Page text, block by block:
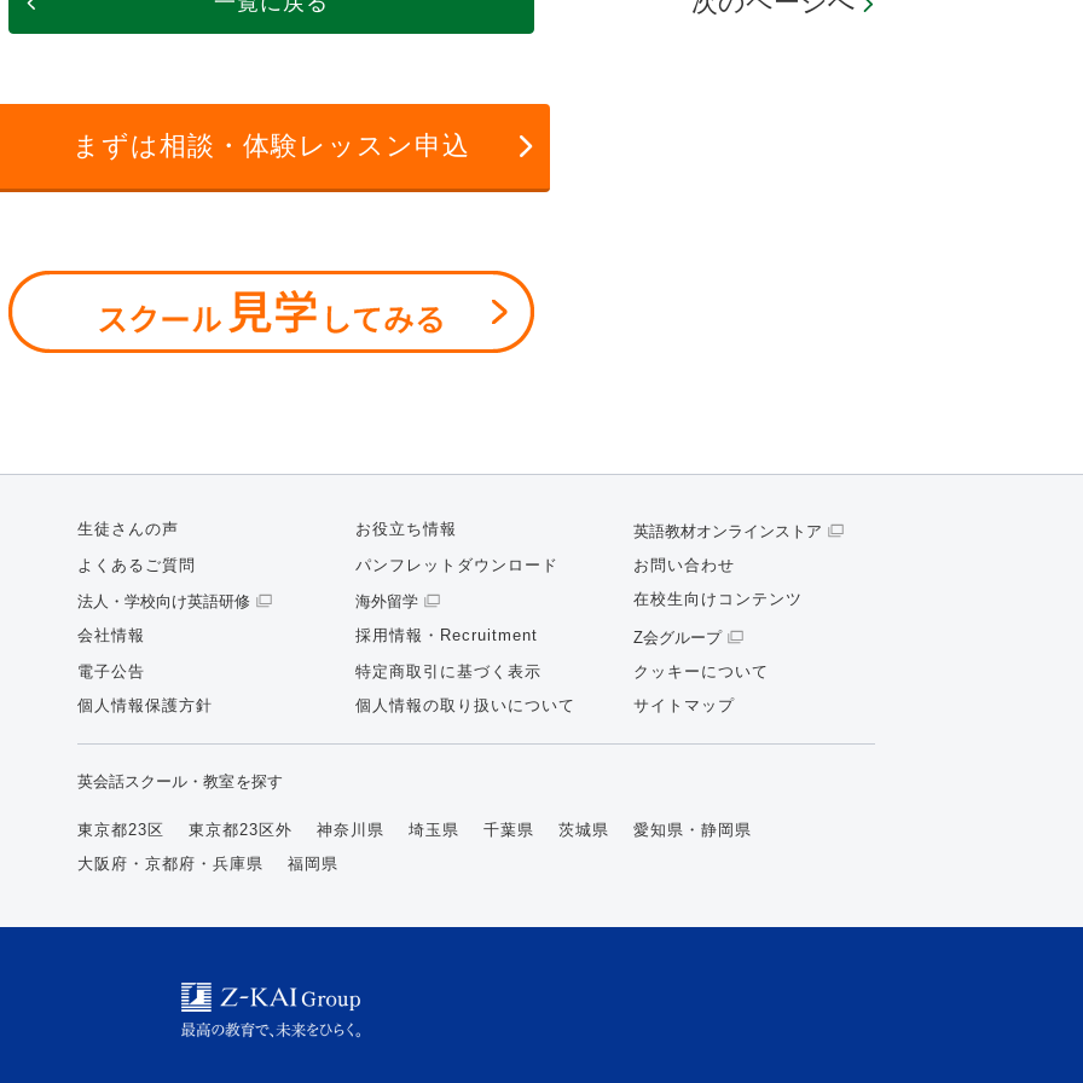
まずは相談・体験レッスン申込
生徒さんの声 お役立ち情報
英語教材オンラインストア
よくあるご質問
パンフレットダウンロード
お問い合わせ
法人・学校向け英語研修
海外留学
在校生向けコンテンツ
会社情報
採用情報・Recruitment
Z会グループ
電子公告
特定商取引に基づく表示
クッキーについて
個人情報保護方針
個人情報の取り扱いについて サイトマップ
英会話スクール・教室を探す
東京都23区 東京都23区外 神奈川県 埼玉県 千葉県 茨城県
愛知県・静岡県
大阪府・京都府・兵庫県
福岡県